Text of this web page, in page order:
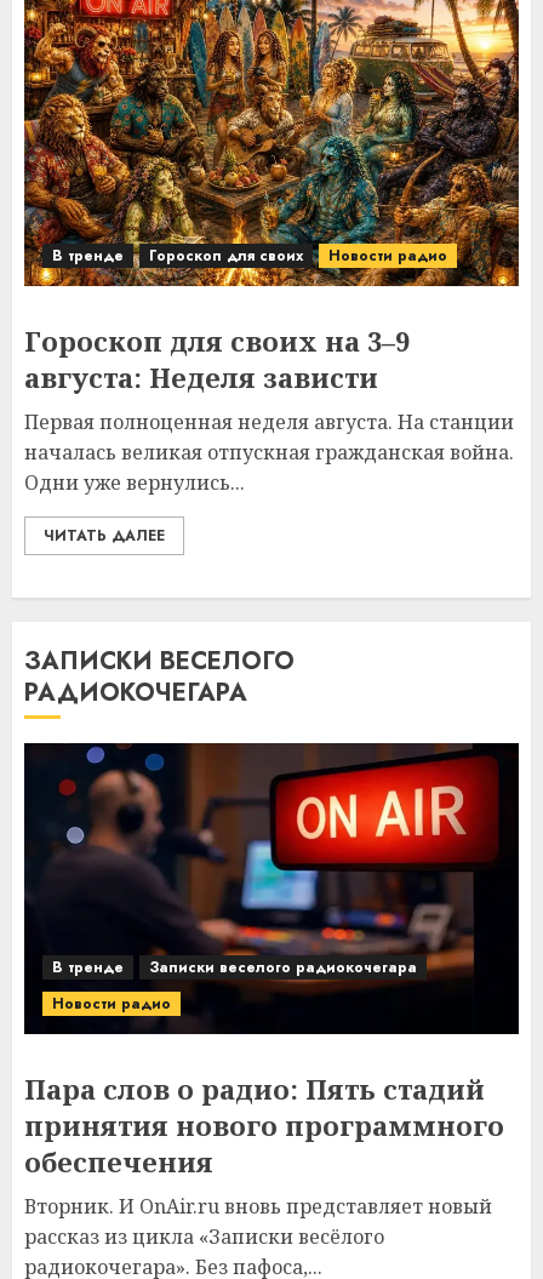
В тренде Гороскоп для своих Новости радио
Гороскоп для своих на 3–9
августа: Неделя зависти
Первая полноценная неделя августа. На станции
началась великая отпускная гражданская война.
Одни уже вернулись...
ЧИТАТЬ ДАЛЕЕ
ЗАПИСКИ ВЕСЕЛОГО
РАДИОКОЧЕГАРА
В тренде
Записки веселого радиокочегара
Новости радио
Пара слов о радио: Пять стадий
принятия нового программного
обеспечения
Вторник. И OnAir.ru вновь представляет новый
рассказ из цикла «Записки весёлого
радиокочегара». Без пафоса,...